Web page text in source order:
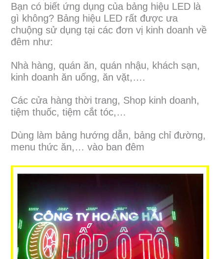
Bạn có biết ứng dụng của bảng hiệu LED là
gì không? Bảng hiệu LED rất được ưa
chuộng sử dụng tại các đơn vị kinh doanh về
đêm như:
Nhà hàng, quán ăn, quán nhậu, khách sạn,
kinh doanh ăn uống, ăn vặt,….
Các cửa hàng thời trang, Shop kinh doanh,
tiệm thuốc, tiệm cắt tóc,…
Dùng làm bảng hướng dẫn, bảng chỉ đường,
menu thức ăn,… vào ban đêm